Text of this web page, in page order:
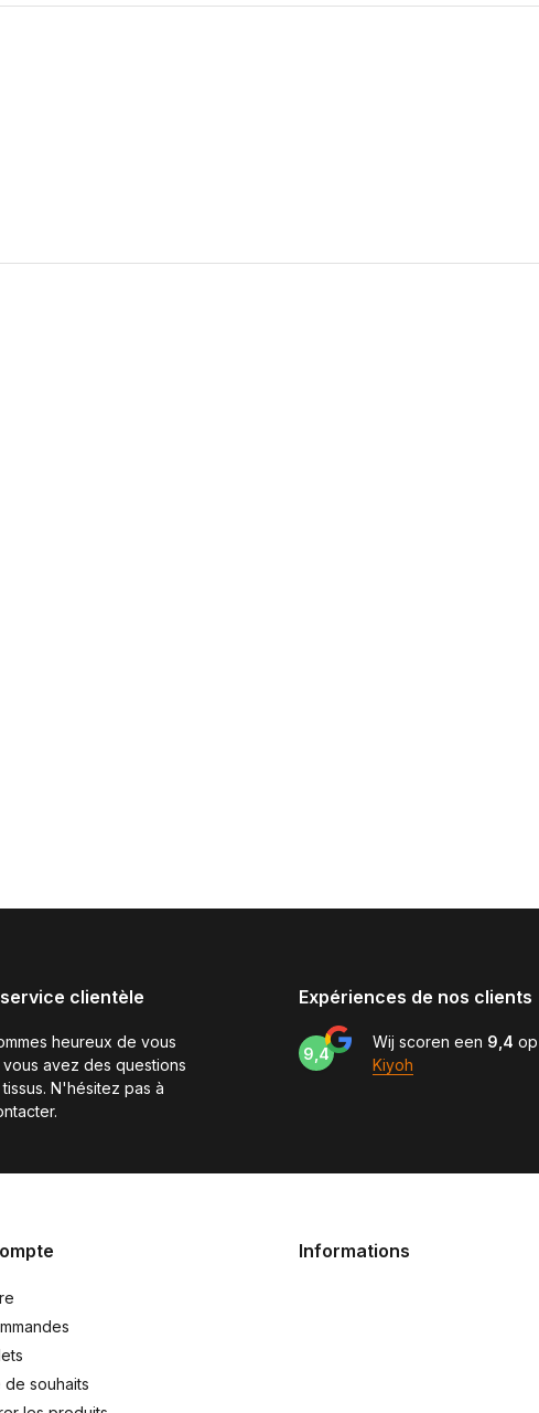
clientèle
heureux de vous
avez des questions
N'hésitez pas à
Expériences de nos clients
9,4
Wij scoren een 9,4 op
Kiyoh
de souhaits
Informations